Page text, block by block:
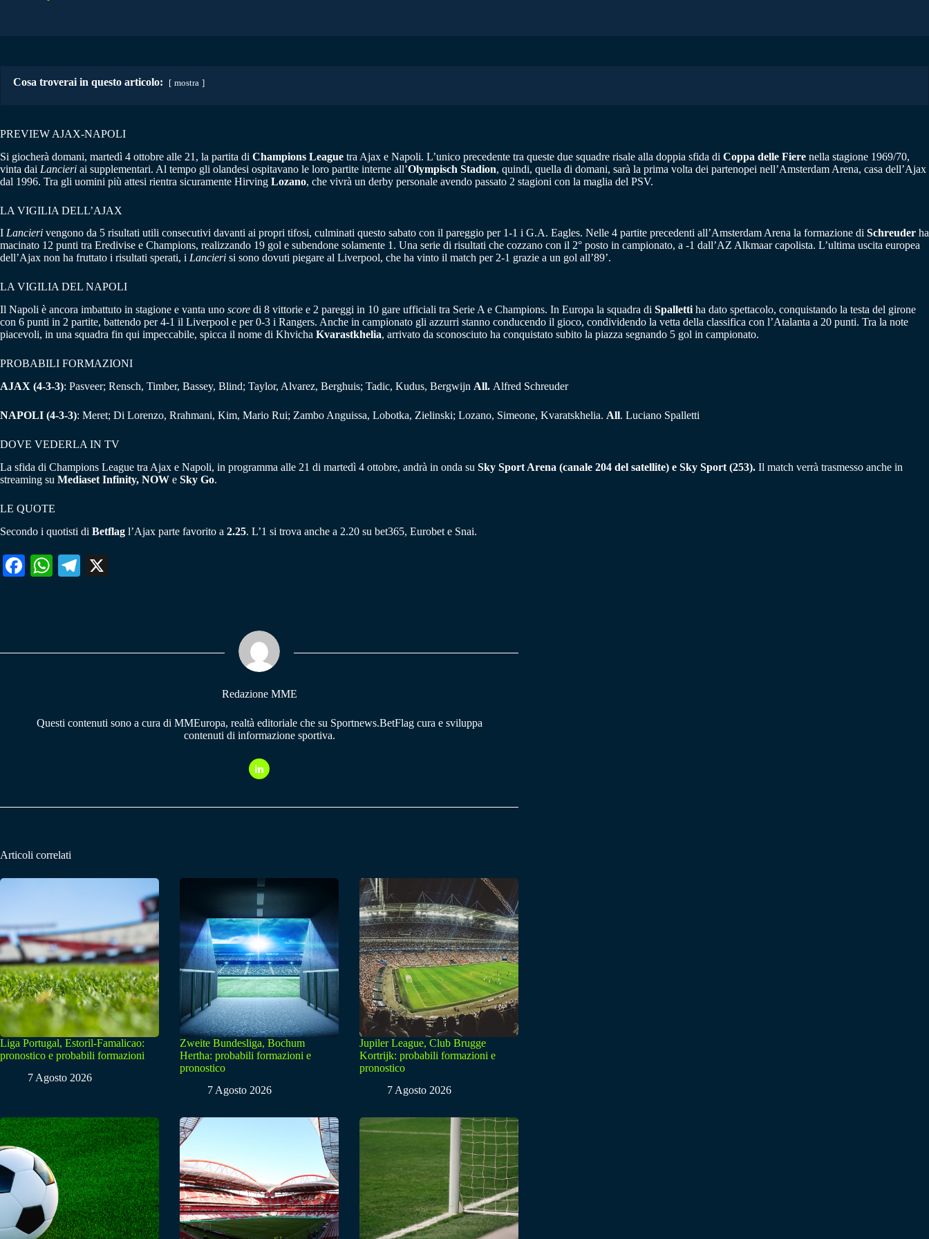
Cosa troverai in questo articolo: mostra
PREVIEW AJAX-NAPOLI
Si giocherà domani, martedì 4 ottobre alle 21, la partita di Champions League tra Ajax e Napoli. L’unico precedente tra queste due squadre risale alla doppia sfida di Coppa delle Fiere nella stagione 1969/70,
vinta dai Lancieri ai supplementari. Al tempo gli olandesi ospitavano le loro partite interne all’Olympisch Stadion, quindi, quella di domani, sarà la prima volta dei partenopei nell’Amsterdam Arena, casa dell’Ajax
dal 1996. Tra gli uomini più attesi rientra sicuramente Hirving Lozano, che vivrà un derby personale avendo passato 2 stagioni con la maglia del PSV.
LA VIGILIA DELL’AJAX
I Lancieri vengono da 5 risultati utili consecutivi davanti ai propri tifosi, culminati questo sabato con il pareggio per 1-1 i G.A. Eagles. Nelle 4 partite precedenti all’Amsterdam Arena la formazione di Schreuder ha
macinato 12 punti tra Eredivise e Champions, realizzando 19 gol e subendone solamente 1. Una serie di risultati che cozzano con il 2° posto in campionato, a -1 dall’AZ Alkmaar capolista. L’ultima uscita europea
dell’Ajax non ha fruttato i risultati sperati, i Lancieri si sono dovuti piegare al Liverpool, che ha vinto il match per 2-1 grazie a un gol all’89’.
LA VIGILIA DEL NAPOLI
Il Napoli è ancora imbattuto in stagione e vanta uno score di 8 vittorie e 2 pareggi in 10 gare ufficiali tra Serie A e Champions. In Europa la squadra di Spalletti ha dato spettacolo, conquistando la testa del girone
con 6 punti in 2 partite, battendo per 4-1 il Liverpool e per 0-3 i Rangers. Anche in campionato gli azzurri stanno conducendo il gioco, condividendo la vetta della classifica con l’Atalanta a 20 punti. Tra la note
piacevoli, in una squadra fin qui impeccabile, spicca il nome di Khvicha Kvarastkhelia, arrivato da sconosciuto ha conquistato subito la piazza segnando 5 gol in campionato.
PROBABILI FORMAZIONI
AJAX (4-3-3): Pasveer; Rensch, Timber, Bassey, Blind; Taylor, Alvarez, Berghuis; Tadic, Kudus, Bergwijn All. Alfred Schreuder
NAPOLI (4-3-3): Meret; Di Lorenzo, Rrahmani, Kim, Mario Rui; Zambo Anguissa, Lobotka, Zielinski; Lozano, Simeone, Kvaratskhelia. All. Luciano Spalletti
DOVE VEDERLA IN TV
La sfida di Champions League tra Ajax e Napoli, in programma alle 21 di martedì 4 ottobre, andrà in onda su Sky Sport Arena (canale 204 del satellite) e Sky Sport (253). Il match verrà trasmesso anche in
streaming su Mediaset Infinity, NOW e Sky Go.
LE QUOTE
Secondo i quotisti di Betflag l’Ajax parte favorito a 2.25. L’1 si trova anche a 2.20 su bet365, Eurobet e Snai.
Fa W
pp
Te
m
Redazione MME
Questi contenuti sono a cura di MMEuropa, realtà editoriale che su Sportnews.BetFlag cura e sviluppa
contenuti di informazione sportiva.
Articoli correlati
Liga Portugal, Estoril-Famalicao:
pronostico e probabili formazioni
7 Agosto 2026
Zweite Bundesliga, Bochum
Hertha: probabili formazioni e
pronostico
7 Agosto 2026
Jupiler League, Club Brugge
Kortrijk: probabili formazioni e
pronostico
7 Agosto 2026